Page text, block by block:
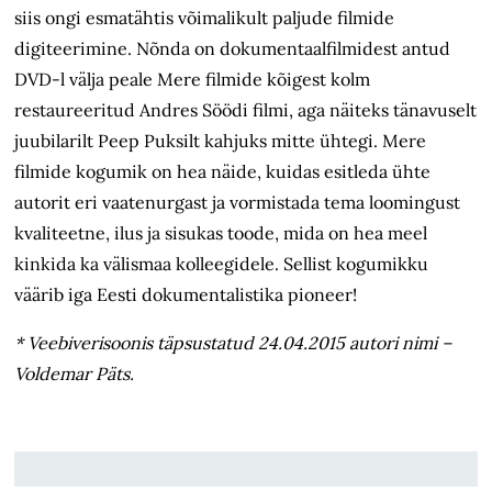
siis ongi esmatähtis võimalikult paljude filmide
digiteerimine. Nõnda on dokumentaalfilmidest antud
DVD-l välja peale Mere filmide kõigest kolm
restaureeritud Andres Söödi filmi, aga näiteks tänavuselt
juubilarilt Peep Puksilt kahjuks mitte ühtegi. Mere
filmide kogumik on hea näide, kuidas esitleda ühte
autorit eri vaatenurgast ja vormistada tema loomingust
kvaliteetne, ilus ja sisukas toode, mida on hea meel
kinkida ka välismaa kolleegidele. Sellist kogumikku
väärib iga Eesti dokumentalistika pioneer!
* Veebiverisoonis täpsustatud 24.04.2015 autori nimi –
Voldemar Päts.